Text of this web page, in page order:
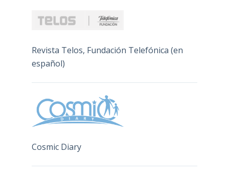
Revista Telos, Fundación Telefónica (en
español)
Cosmic Diary